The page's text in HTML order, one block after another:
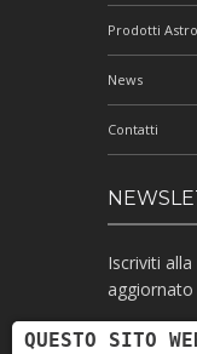
Prodotti
News
Contatti
Iscriviti
aggiornato
QUESTO SITO